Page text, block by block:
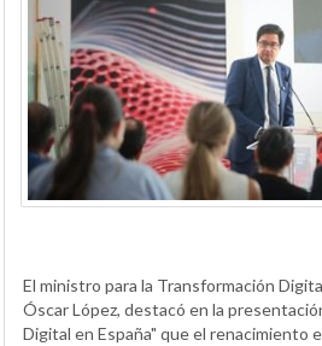
El ministro para la Transformación
Óscar López, destacó en la
Digital en España" que el renacimiento